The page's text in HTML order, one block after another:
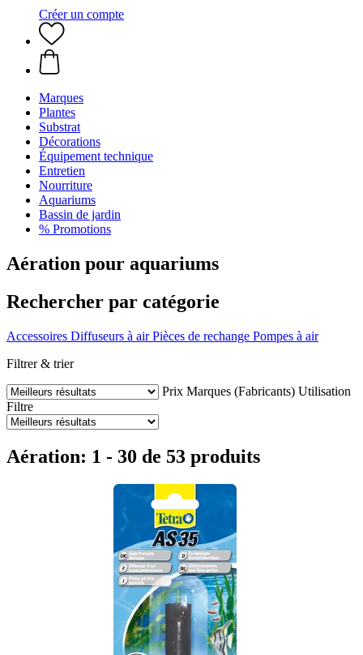
Créer un compte
Marques
Plantes
Substrat
Décorations
Équipement technique
Entretien
Nourriture
Aquariums
Bassin de jardin
% Promotions
Aération pour aquariums
Rechercher par catégorie
Accessoires Diffuseurs à air Pièces de rechange Pompes à air
Filtrer & trier
Prix Marques (Fabricants) Utilisation
Filtre
Aération: 1 - 30 de 53 produits